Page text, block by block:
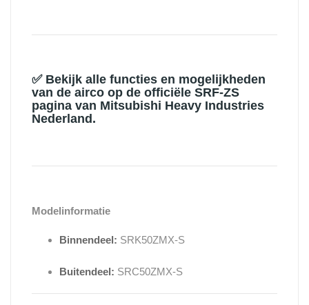
✅ Bekijk alle functies en mogelijkheden
van de airco op de officiële SRF-ZS
pagina van Mitsubishi Heavy Industries
Nederland .
Modelinformatie
Binnendeel: SRK50ZMX-S
Buitendeel: SRC50ZMX-S